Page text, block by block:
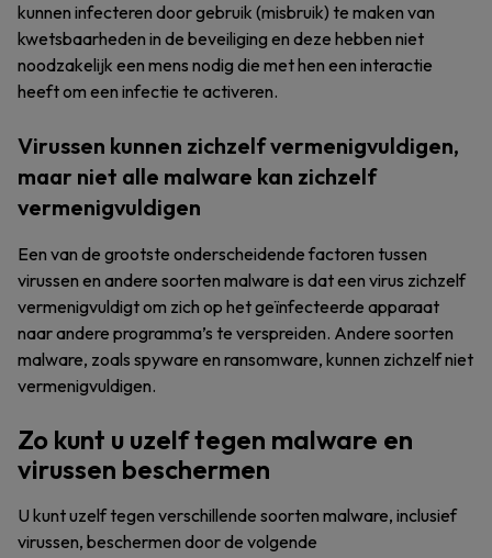
kunnen infecteren door gebruik (misbruik) te maken van
kwetsbaarheden in de beveiliging en deze hebben niet
noodzakelijk een mens nodig die met hen een interactie
heeft om een infectie te activeren.
Virussen kunnen zichzelf vermenigvuldigen,
maar niet alle malware kan zichzelf
vermenigvuldigen
Een van de grootste onderscheidende factoren tussen
virussen en andere soorten malware is dat een virus zichzelf
vermenigvuldigt om zich op het geïnfecteerde apparaat
naar andere programma’s te verspreiden. Andere soorten
malware, zoals spyware en ransomware, kunnen zichzelf niet
vermenigvuldigen.
Zo kunt u uzelf tegen malware en
virussen beschermen
U kunt uzelf tegen verschillende soorten malware, inclusief
virussen, beschermen door de volgende